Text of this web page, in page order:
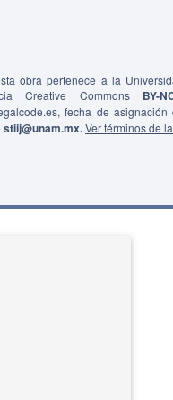
obra pertenece a la
Creative Commons BY-
fecha de
stiij@unam.mx.Ver términos de